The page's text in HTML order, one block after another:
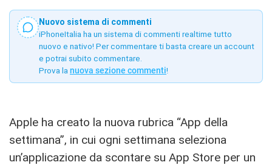
Nuovo sistema di commenti
iPhoneItalia ha un sistema di commenti realtime tutto
nuovo e nativo! Per commentare ti basta creare un account
e potrai subito commentare.
Prova la nuova sezione commenti!
Apple ha creato la nuova rubrica “App della
settimana”, in cui ogni settimana seleziona
un’applicazione da scontare su App Store per un